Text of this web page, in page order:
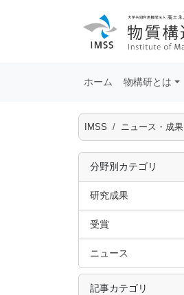
ホーム 物構研とは
IMSS ニュース・成果
分野別カテゴリ
研究成果
受賞
ニュース
記事カテゴリ